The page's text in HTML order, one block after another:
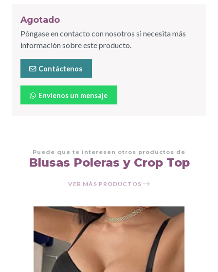
Agotado
Póngase en contacto con nosotros si necesita más
información sobre este producto.
Contáctenos
Envíenos un mensaje
Puede que te interesen otros productos de
Blusas Poleras y Crop Top
VER MÁS PRODUCTOS